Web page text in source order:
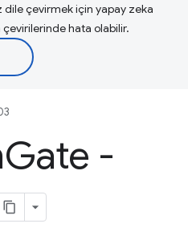
çevirmek için yapay zeka
çevirilerinde hata olabilir.
Gate -